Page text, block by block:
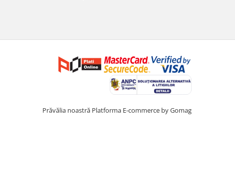
Prăvălia noastră Platforma E-commerce by Gomag